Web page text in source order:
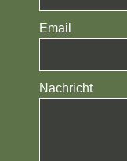
Email
Nachricht